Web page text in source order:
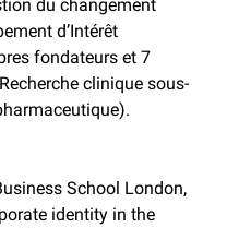
du changement
d’Intérêt
fondateurs et 7
clinique sous-
School London,
identity in the